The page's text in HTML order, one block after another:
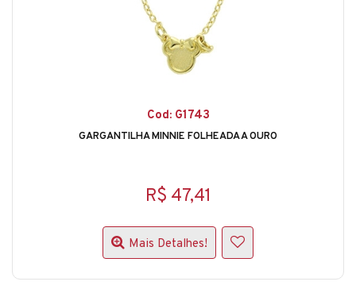
Cod: G1743
GARGANTILHA MINNIE FOLHEADA A OURO
R$ 47,41
Mais Detalhes!